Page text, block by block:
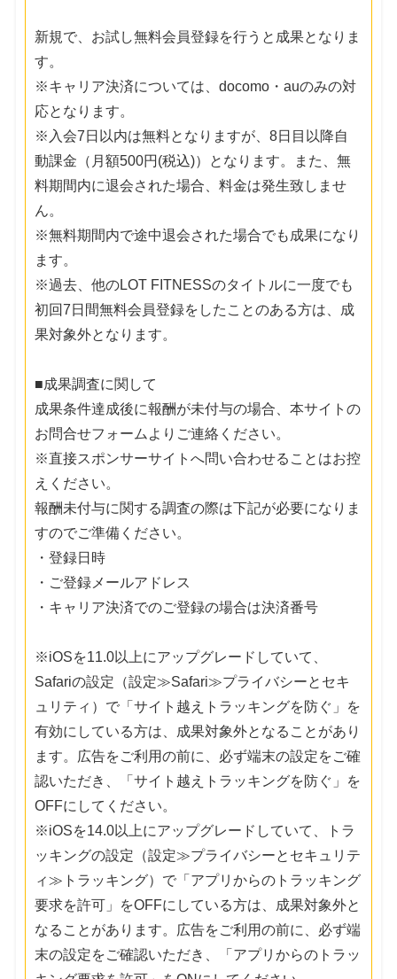
新規で、お試し無料会員登録を行うと成果となりま
す。
※キャリア決済については、docomo・auのみの対
応となります。
※入会7日以内は無料となりますが、8日目以降自
動課金（月額500円(税込)）となります。また、無
料期間内に退会された場合、料金は発生致しませ
ん。
※無料期間内で途中退会された場合でも成果になり
ます。
※過去、他のLOT FITNESSのタイトルに一度でも
初回7日間無料会員登録をしたことのある方は、成
果対象外となります。
■成果調査に関して
成果条件達成後に報酬が未付与の場合、本サイトの
お問合せフォームよりご連絡ください。
※直接スポンサーサイトへ問い合わせることはお控
えください。
報酬未付与に関する調査の際は下記が必要になりま
すのでご準備ください。
・登録日時
・ご登録メールアドレス
・キャリア決済でのご登録の場合は決済番号
※iOSを11.0以上にアップグレードしていて、
Safariの設定（設定≫Safari≫プライバシーとセキ
ュリティ）で「サイト越えトラッキングを防ぐ」を
有効にしている方は、成果対象外となることがあり
ます。広告をご利用の前に、必ず端末の設定をご確
認いただき、「サイト越えトラッキングを防ぐ」を
OFFにしてください。
※iOSを14.0以上にアップグレードしていて、トラ
ッキングの設定（設定≫プライバシーとセキュリテ
ィ≫トラッキング）で「アプリからのトラッキング
要求を許可」をOFFにしている方は、成果対象外と
なることがあります。広告をご利用の前に、必ず端
末の設定をご確認いただき、「アプリからのトラッ